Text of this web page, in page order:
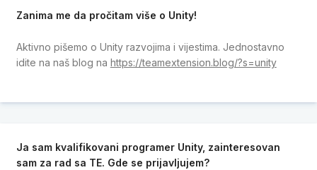
Zanima me da pročitam više o Unity!
Aktivno pišemo o Unity razvojima i vijestima. Jednostavno
idite na naš blog na https://teamextension.blog/?s=unity
Ja sam kvalifikovani programer Unity, zainteresovan
sam za rad sa TE. Gde se prijavljujem?